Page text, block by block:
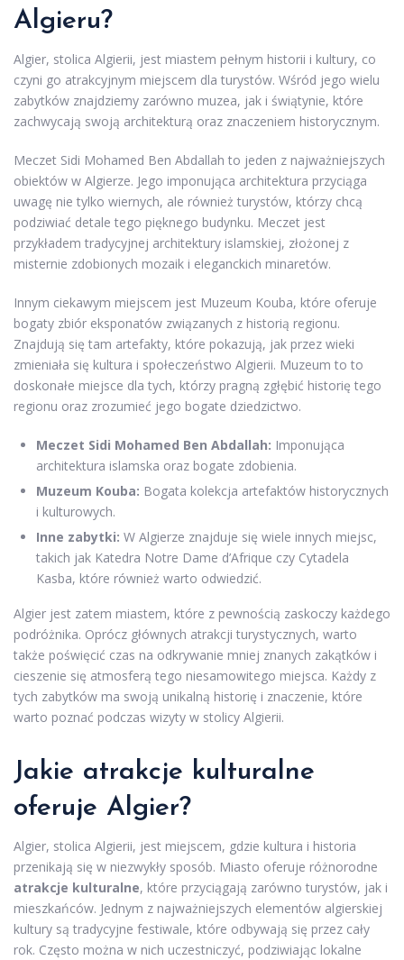
Algieru?
Algier, stolica Algierii, jest miastem pełnym historii i kultury, co
czyni go atrakcyjnym miejscem dla turystów. Wśród jego wielu
zabytków znajdziemy zarówno muzea, jak i świątynie, które
zachwycają swoją architekturą oraz znaczeniem historycznym.
Meczet Sidi Mohamed Ben Abdallah to jeden z najważniejszych
obiektów w Algierze. Jego imponująca architektura przyciąga
uwagę nie tylko wiernych, ale również turystów, którzy chcą
podziwiać detale tego pięknego budynku. Meczet jest
przykładem tradycyjnej architektury islamskiej, złożonej z
misternie zdobionych mozaik i eleganckich minaretów.
Innym ciekawym miejscem jest Muzeum Kouba, które oferuje
bogaty zbiór eksponatów związanych z historią regionu.
Znajdują się tam artefakty, które pokazują, jak przez wieki
zmieniała się kultura i społeczeństwo Algierii. Muzeum to to
doskonałe miejsce dla tych, którzy pragną zgłębić historię tego
regionu oraz zrozumieć jego bogate dziedzictwo.
Meczet Sidi Mohamed Ben Abdallah: Imponująca
architektura islamska oraz bogate zdobienia.
Muzeum Kouba: Bogata kolekcja artefaktów historycznych
i kulturowych.
Inne zabytki: W Algierze znajduje się wiele innych miejsc,
takich jak Katedra Notre Dame d’Afrique czy Cytadela
Kasba, które również warto odwiedzić.
Algier jest zatem miastem, które z pewnością zaskoczy każdego
podróżnika. Oprócz głównych atrakcji turystycznych, warto
także poświęcić czas na odkrywanie mniej znanych zakątków i
cieszenie się atmosferą tego niesamowitego miejsca. Każdy z
tych zabytków ma swoją unikalną historię i znaczenie, które
warto poznać podczas wizyty w stolicy Algierii.
Jakie atrakcje kulturalne
oferuje Algier?
Algier, stolica Algierii, jest miejscem, gdzie kultura i historia
przenikają się w niezwykły sposób. Miasto oferuje różnorodne
atrakcje kulturalne, które przyciągają zarówno turystów, jak i
mieszkańców. Jednym z najważniejszych elementów algierskiej
kultury są tradycyjne festiwale, które odbywają się przez cały
rok. Często można w nich uczestniczyć, podziwiając lokalne